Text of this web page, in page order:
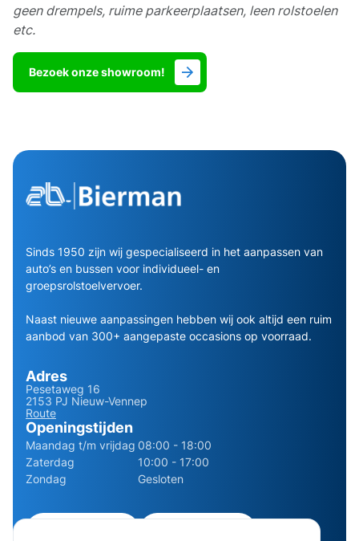
geen drempels, ruime parkeerplaatsen, leen rolstoelen
etc.
Bezoek onze showroom!
Sinds 1950 zijn wij gespecialiseerd in het aanpassen van
auto’s en bussen voor individueel- en
groepsrolstoelvervoer.
Naast nieuwe aanpassingen hebben wij ook altijd een ruim
aanbod van 300+ aangepaste occasions op voorraad.
Adres
Pesetaweg 16
2153 PJ Nieuw-Vennep
Route
Openingstijden
Maandag t/m vrijdag 08:00 - 18:00
Zaterdag
10:00 - 17:00
Zondag
Gesloten